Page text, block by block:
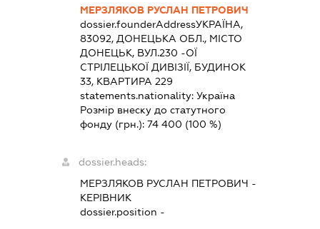
МЕРЗЛЯКОВ РУСЛАН ПЕТРОВИЧ
dossier.founderAddressУКРАЇНА,
83092, ДОНЕЦЬКА ОБЛ., МІСТО
ДОНЕЦЬК, ВУЛ.230 -ОЇ
СТРІЛЕЦЬКОЇ ДИВІЗІЇ, БУДИНОК
33, КВАРТИРА 229
statements.nationality: Україна
Розмір внеску до статутного
фонду (грн.): 74 400 (100 %)
dossier.heads:
МЕРЗЛЯКОВ РУСЛАН ПЕТРОВИЧ -
КЕРІВНИК
dossier.position -